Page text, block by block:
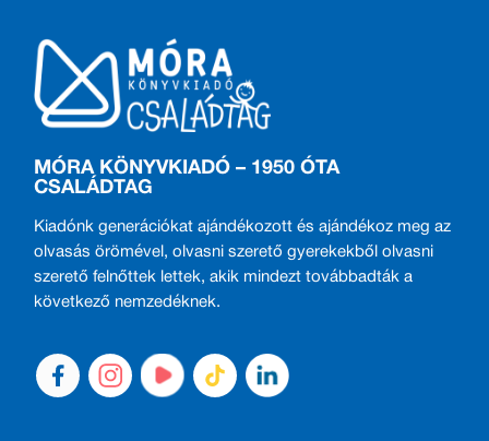
MÓRA KÖNYVKIADÓ – 1950 ÓTA
CSALÁDTAG
Kiadónk generációkat ajándékozott és ajándékoz meg az
olvasás örömével, olvasni szerető gyerekekből olvasni
szerető felnőttek lettek, akik mindezt továbbadták a
következő nemzedéknek.